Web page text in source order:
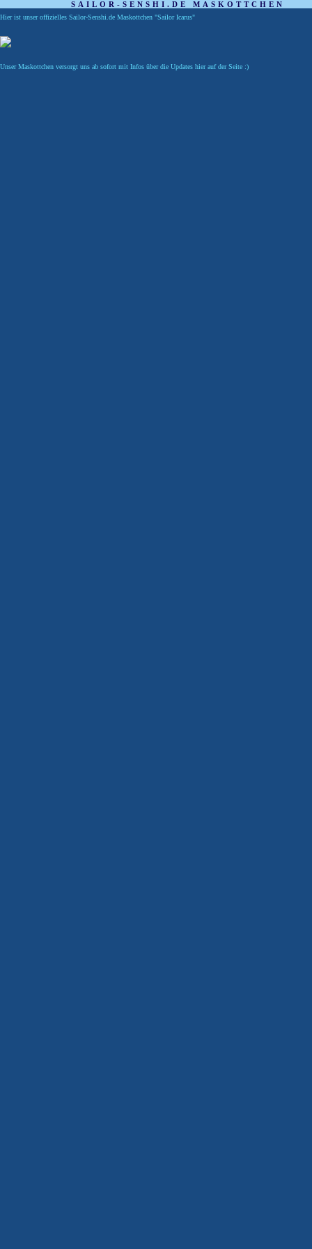
SAILOR-SENSHI.DE MASKOTTCHEN
Hier ist unser offizielles Sailor-Senshi.de Maskottchen "Sailor Icarus"
Unser Maskottchen versorgt uns ab sofort mit Infos über die Updates hier auf der Seite :)